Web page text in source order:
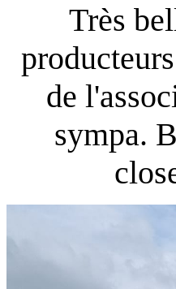
Très
de
sympa.